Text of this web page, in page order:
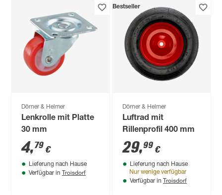
Dörner & Helmer
Lenkrolle mit Platte
30 mm
4,79 €
Lieferung nach Hause
Verfügbar in Troisdorf
Bestseller
Dörner & Helmer
Luftrad mit
Rillenprofil 400 mm
29,99 €
Lieferung nach Hause
Nur wenige verfügbar
Verfügbar in Troisdorf